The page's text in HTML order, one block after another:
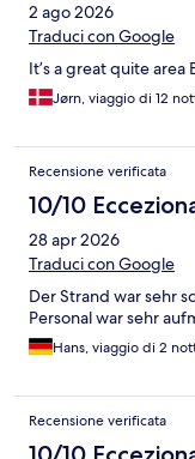
2 ago 2026
Traduci con Google
It’s a great quite
Jørn, viaggio di 12
Recensione verificata
10/10
28 apr 2026
Traduci con Google
Der Strand war sehr
Personal war sehr
Hans, viaggio di 2
Recensione verificata